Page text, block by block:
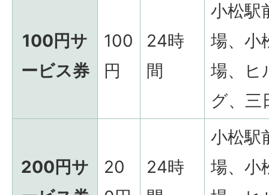
100円サ
ービス券
100
円
24時
間
小松駅
場、小
場、ヒ
グ、三
200円サ
20
24時
小松駅
場、小